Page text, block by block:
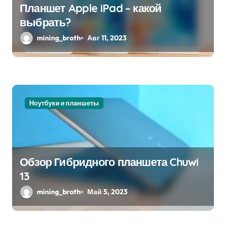
Планшет Apple iPad – какой
выбрать?
mining_broth Авг 11, 2023
Ноутбуки и планшеты
Обзор Гибридного планшета Chuwi
13
mining_broth Май 5, 2023